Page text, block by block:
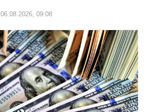
06.08.2026, 09:08